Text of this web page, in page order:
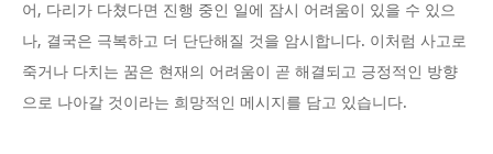
어, 다리가 다쳤다면 진행 중인 일에 잠시 어려움이 있을 수 있으
나, 결국은 극복하고 더 단단해질 것을 암시합니다. 이처럼 사고로
죽거나 다치는 꿈은 현재의 어려움이 곧 해결되고 긍정적인 방향
으로 나아갈 것이라는 희망적인 메시지를 담고 있습니다.